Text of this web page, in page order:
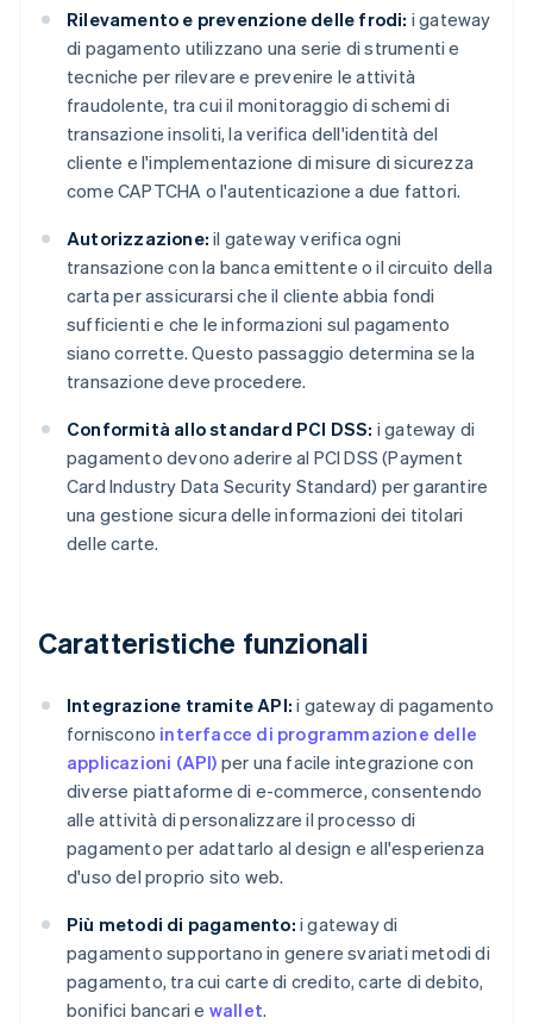
Rilevamento e prevenzione delle frodi: i gateway
di pagamento utilizzano una serie di strumenti e
tecniche per rilevare e prevenire le attività
fraudolente, tra cui il monitoraggio di schemi di
transazione insoliti, la verifica dell'identità del
cliente e l'implementazione di misure di sicurezza
come CAPTCHA o l'autenticazione a due fattori.
Autorizzazione: il gateway verifica ogni
transazione con la banca emittente o il circuito della
carta per assicurarsi che il cliente abbia fondi
sufficienti e che le informazioni sul pagamento
siano corrette. Questo passaggio determina se la
transazione deve procedere.
Conformità allo standard PCI DSS: i gateway di
pagamento devono aderire al PCI DSS (Payment
Card Industry Data Security Standard) per garantire
una gestione sicura delle informazioni dei titolari
delle carte.
Caratteristiche funzionali
Integrazione tramite API: i gateway di pagamento
forniscono interfacce di programmazione delle
applicazioni (API) per una facile integrazione con
diverse piattaforme di e-commerce, consentendo
alle attività di personalizzare il processo di
pagamento per adattarlo al design e all'esperienza
d'uso del proprio sito web.
Più metodi di pagamento: i gateway di
pagamento supportano in genere svariati metodi di
pagamento, tra cui carte di credito, carte di debito,
bonifici bancari e wallet.